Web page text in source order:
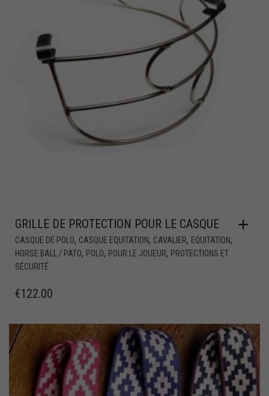
GRILLE DE PROTECTION POUR LE CASQUE
CASQUE DE POLO, CASQUE EQUITATION, CAVALIER, EQUITATION,
HORSE BALL / PATO, POLO, POUR LE JOUEUR, PROTECTIONS ET
SÉCURITÉ
€122.00